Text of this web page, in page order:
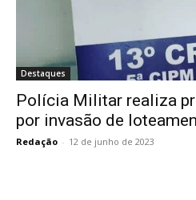
Destaques
Polícia Militar realiza
por invasão de
Redação - 12 de junho de 2023